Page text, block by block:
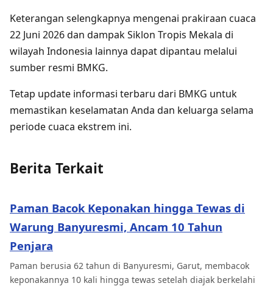
Keterangan selengkapnya mengenai prakiraan cuaca
22 Juni 2026 dan dampak Siklon Tropis Mekala di
wilayah Indonesia lainnya dapat dipantau melalui
sumber resmi BMKG.
Tetap update informasi terbaru dari BMKG untuk
memastikan keselamatan Anda dan keluarga selama
periode cuaca ekstrem ini.
Berita Terkait
Paman Bacok Keponakan hingga Tewas di
Warung Banyuresmi, Ancam 10 Tahun
Penjara
Paman berusia 62 tahun di Banyuresmi, Garut, membacok
keponakannya 10 kali hingga tewas setelah diajak berkelahi